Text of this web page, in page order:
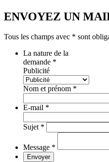
ENVOYEZ UN
Tous les champs avec * sont
La nature de la
demande *
Publicité
Nom et prénom *
E-mail *
Sujet *
Message *
Envoyer